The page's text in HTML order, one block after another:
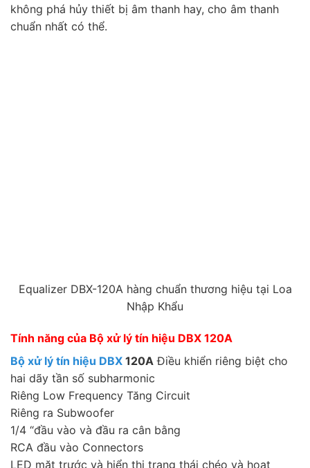
không phá hủy thiết bị âm thanh hay, cho âm thanh
chuẩn nhất có thể.
Equalizer DBX-120A hàng chuẩn thương hiệu tại Loa
Nhập Khẩu
Tính năng của Bộ xử lý tín hiệu DBX 120A
Bộ xử lý tín hiệu DBX 120A Điều khiển riêng biệt cho
hai dãy tần số subharmonic
Riêng Low Frequency Tăng Circuit
Riêng ra Subwoofer
1/4 “đầu vào và đầu ra cân bằng
RCA đầu vào Connectors
LED mặt trước và hiển thị trạng thái chéo và hoạt